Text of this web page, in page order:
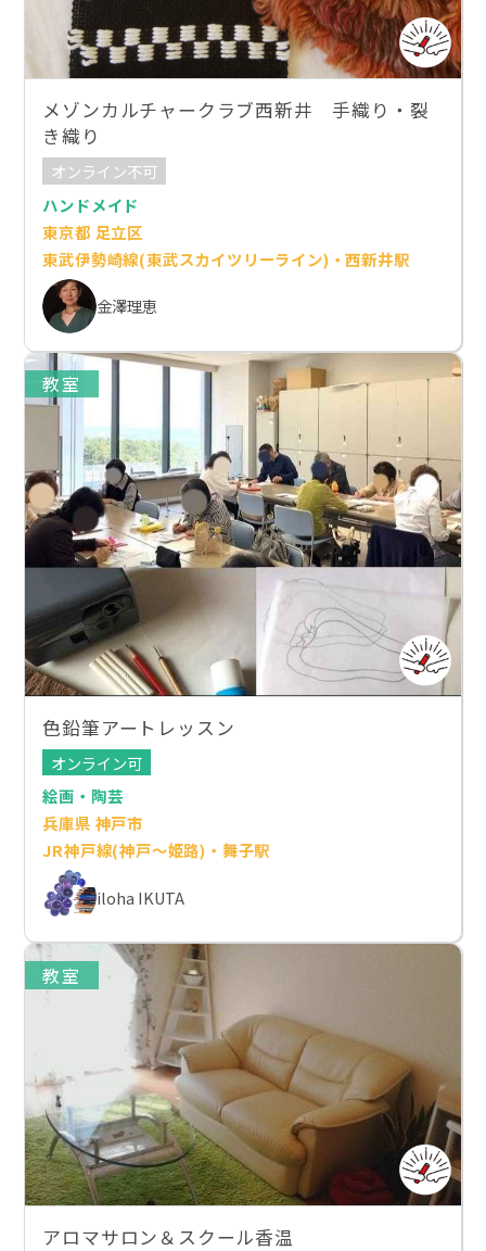
メゾンカルチャークラブ西新井 手織り・裂
き織り
オンライン不可
ハンドメイド
東京都 足立区
東武伊勢崎線(東武スカイツリーライン)・西新井駅
金澤理恵
教室
色鉛筆アートレッスン
オンライン可
絵画・陶芸
兵庫県 神戸市
JR神戸線(神戸～姫路)・舞子駅
iloha IKUTA
教室
アロマサロン＆スクール香温